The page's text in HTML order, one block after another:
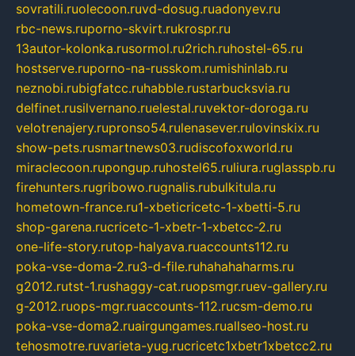
sovratili.ruolecoon.ruvd-dosug.ruadonyev.ru
rbc-news.ruporno-skvirt.rukrospr.ru
13autor-kolonka.rusormol.ru2rich.ruhostel-65.ru
hostserve.ruporno-na-russkom.rumishinlab.ru
neznobi.rubigfatcc.ruhabble.rustarbucksvia.ru
delfinet.rusilvernano.ruelestal.ruvektor-doroga.ru
velotrenajery.rupronso54.rulenasever.rulovinskix.ru
show-pets.rusmartnews03.rudiscofoxworld.ru
miraclecoon.rupongup.ruhostel65.ruliura.ruglasspb.ru
firehunters.rugribowo.rugnalis.rubulkitula.ru
hometown-france.ru1-xbeticricetc-1-xbetti-5.ru
shop-garena.rucricetc-1-xbetr-1-xbetcc-2.ru
one-life-story.rutop-halyava.ruaccounts112.ru
poka-vse-doma-2.ru3-d-file.ruhahahaharms.ru
g2012.rutst-1.rushaggy-cat.ruopsmgr.ruev-gallery.ru
g-2012.ruops-mgr.ruaccounts-112.rucsm-demo.ru
poka-vse-doma2.ruairgungames.ruallseo-host.ru
tehosmotre.ruvarieta-yug.rucricetc1xbetr1xbetcc2.ru